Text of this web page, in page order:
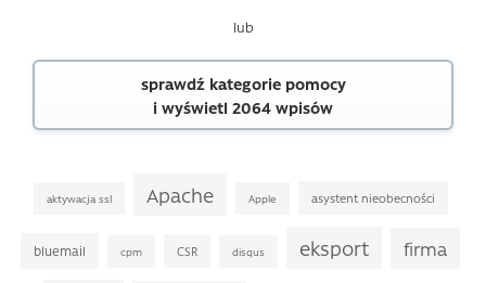
lub
sprawdź kategorie pomocy
i wyświetl 2064 wpisów
aktywacja ssl Apache Apple asystent nieobecności
bluemail cpm CSR disqus eksport firma